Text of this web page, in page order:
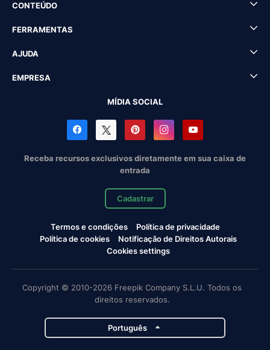
CONTEÚDO
FERRAMENTAS
AJUDA
EMPRESA
MÍDIA SOCIAL
Receba recursos exclusivos diretamente em sua caixa de
entrada
Cadastrar
Termos e condições
Política de privacidade
Política de cookies
Notificação de Direitos Autorais
Cookies settings
Copyright © 2010-2026 Freepik Company S.L.U. Todos os
direitos reservados.
Português